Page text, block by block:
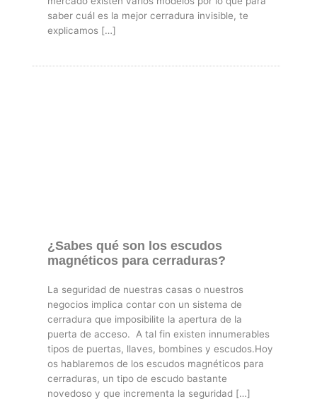
saber cuál es la mejor cerradura invisible, te
explicamos […]
¿Sabes qué son los escudos
magnéticos para cerraduras?
La seguridad de nuestras casas o nuestros
negocios implica contar con un sistema de
cerradura que imposibilite la apertura de la
puerta de acceso. A tal fin existen innumerables
tipos de puertas, llaves, bombines y escudos.Hoy
os hablaremos de los escudos magnéticos para
cerraduras, un tipo de escudo bastante
novedoso y que incrementa la seguridad […]